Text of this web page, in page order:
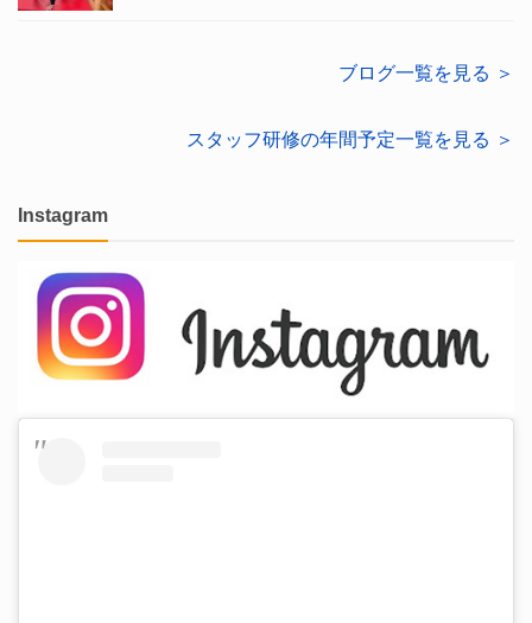
ブログ一覧を見る ＞
スタッフ研修の年間予定一覧を見る ＞
Instagram